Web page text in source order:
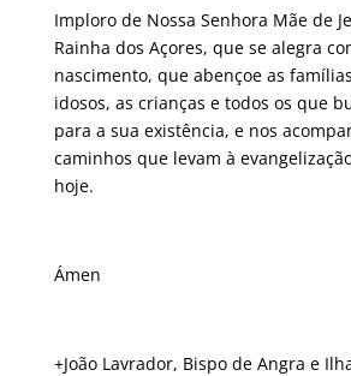
Imploro de Nossa Senhora Mãe de
Rainha dos Açores, que se alegra
nascimento, que abençoe as
idosos, as crianças e todos os que
para a sua existência, e nos
caminhos que levam à
hoje.
Ámen
+João Lavrador, Bispo de Angra e